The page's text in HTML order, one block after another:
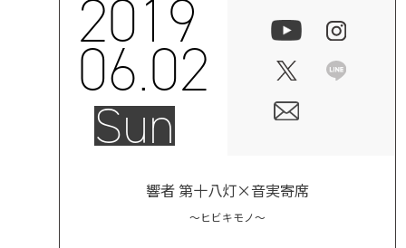
2019
06.02
Sun
響者 第十八灯×音実寄席
～ヒビキモノ～